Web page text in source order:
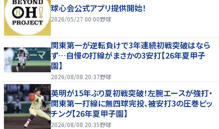
球心会公式アプリ提供開始！
2026/05/27 00:00野球
関東第一が逆転負けで3年連続初戦突破はなら
ず…自慢の打線がまさかの3安打【26年夏甲子
園】
2026/08/08 20:37野球
英明が15年ぶり夏初戦突破！左腕エースが強打・
関東第一打線に無四球完投、被安打3の圧巻ピッ
チング【26年夏甲子園】
2026/08/08 20:35野球